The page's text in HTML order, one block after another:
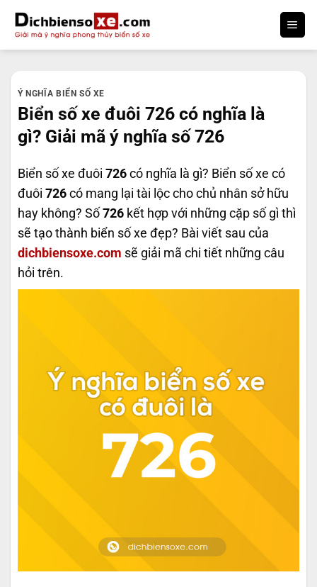
qua
nội
Ý NGHĨA BIỂN SỐ XE
Biển số xe đuôi 726 có nghĩa là
gì? Giải mã ý nghĩa số 726
Biển số xe đuôi 726 có nghĩa là gì? Biển số xe có
đuôi 726 có mang lại tài lộc cho chủ nhân sở hữu
hay không? Số 726 kết hợp với những cặp số gì thì
sẽ tạo thành biển số xe đẹp? Bài viết sau của
dichbiensoxe.com sẽ giải mã chi tiết những câu
hỏi trên.